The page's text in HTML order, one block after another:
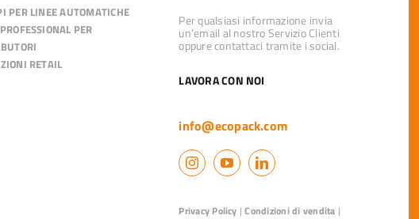
PER LINEE AUTOMATICHE
PER
RETAIL
Per qualsiasi informazione invia
un’email al nostro Servizio Clienti
oppure contattaci tramite i social.
LAVORA CON NOI
info@ecopack.com
Privacy Policy |Condizioni di vendita |